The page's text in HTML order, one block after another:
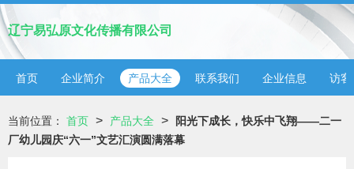
辽宁易弘原文化传播有限公司
首页 企业简介 产品大全 联系我们 企业信息 访客
当前位置： 首页 > 产品大全 >
阳光下成长，快乐中飞翔——二一
厂幼儿园庆“六一”文艺汇演圆满落幕